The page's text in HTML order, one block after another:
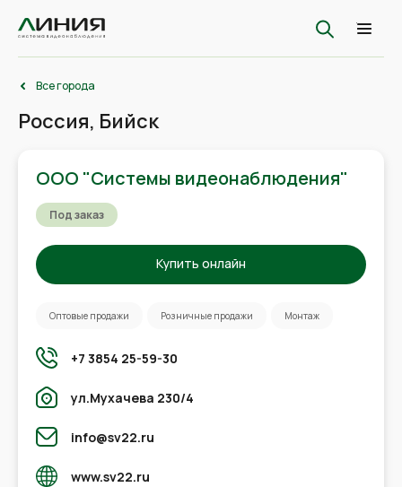
Все города
Россия, Бийск
ООО "Системы видеонаблюдения"
Под заказ
Купить онлайн
Оптовые продажи Розничные продажи Монтаж
+7 3854 25-59-30
ул.Мухачева 230/4
info@sv22.ru
www.sv22.ru